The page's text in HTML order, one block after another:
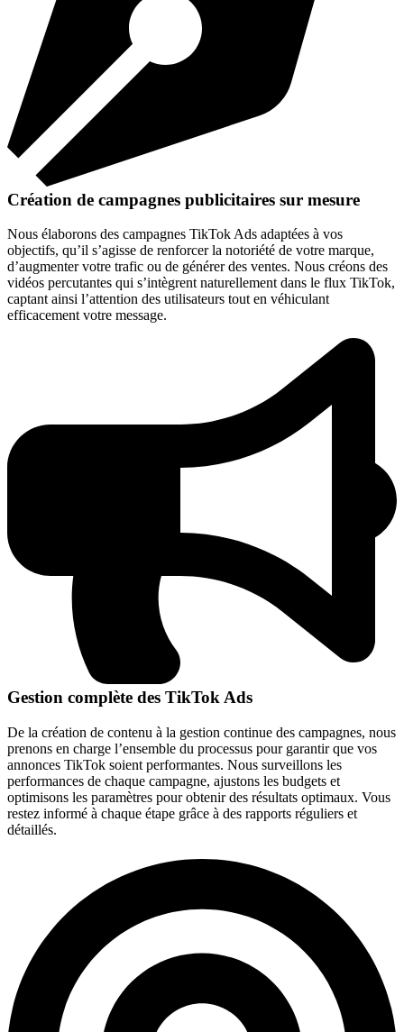
Création de campagnes publicitaires sur mesure
Nous élaborons des campagnes TikTok Ads adaptées à vos
objectifs, qu’il s’agisse de renforcer la notoriété de votre marque,
d’augmenter votre trafic ou de générer des ventes. Nous créons des
vidéos percutantes qui s’intègrent naturellement dans le flux TikTok,
captant ainsi l’attention des utilisateurs tout en véhiculant
efficacement votre message.
Gestion complète des TikTok Ads
De la création de contenu à la gestion continue des campagnes, nous
prenons en charge l’ensemble du processus pour garantir que vos
annonces TikTok soient performantes. Nous surveillons les
performances de chaque campagne, ajustons les budgets et
optimisons les paramètres pour obtenir des résultats optimaux. Vous
restez informé à chaque étape grâce à des rapports réguliers et
détaillés.